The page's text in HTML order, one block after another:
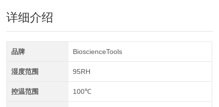
详细介绍
品牌 BioscienceTools
湿度范围 95RH
控温范围 100℃